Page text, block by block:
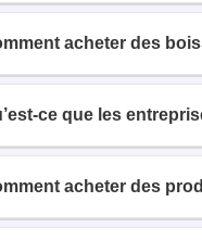
acheter des
ce que les
acheter des